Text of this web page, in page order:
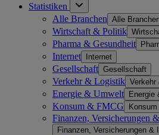
Statistiken
Alle Branchen Alle
Wirtschaft & Politik
Pharma & Gesundheit
Internet Internet
Gesellschaft Gesellschaft
Verkehr & Logistik Verkehr
Energie & Umwelt Energie
Konsum & FMCG
Finanzen, Versicherungen
Finanzen, Versicherungen &